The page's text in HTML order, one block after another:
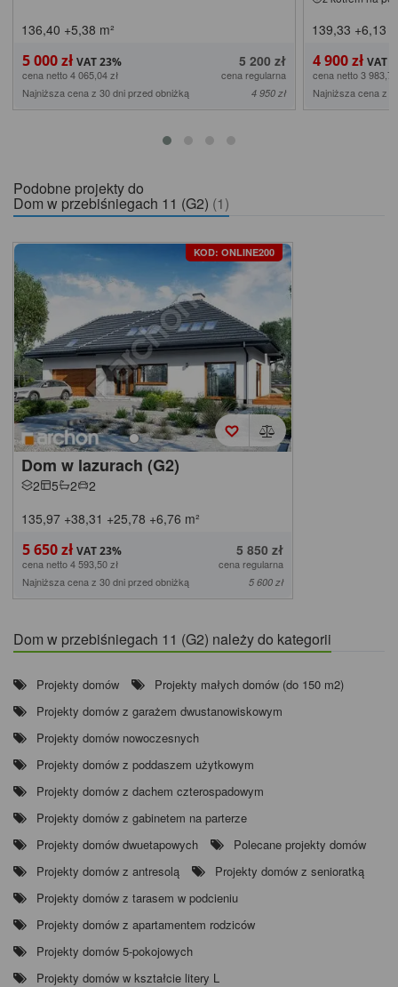
136,40 +5,38 m²
5 000 zł 5 200 zł
cena netto 4 065,04 zł
cena regularna
Najniższa cena z 30 dni przed obniżką
4 950 zł
139,33 +6,13
4 900 zł
cena netto 3
Najniższa cena z
Podobne projekty do
Dom w przebiśniegach 11 (G2) (1)
KOD: ONLINE200
Dom w lazurach (G2)
2 5 2
2
135,97 +38,31 +25,78 +6,76 m²
5 650 zł 5 850 zł
cena netto 4 593,50 zł
cena regularna
Najniższa cena z 30 dni przed obniżką
5 600 zł
Dom w przebiśniegach 11 (G2) należy do kategorii
Projekty domów
Projekty małych domów (do 150 m2)
Projekty domów z garażem dwustanowiskowym
Projekty domów nowoczesnych
Projekty domów z poddaszem użytkowym
Projekty domów z dachem czterospadowym
Projekty domów z gabinetem na parterze
Projekty domów dwuetapowych
Polecane projekty domów
Projekty domów z antresolą
Projekty domów z senioratką
Projekty domów z tarasem w podcieniu
Projekty domów z apartamentem rodziców
Projekty domów 5-pokojowych
Projekty domów w kształcie litery L